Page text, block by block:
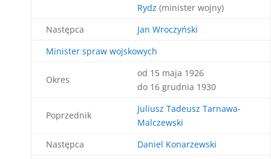
Rydz (minister wojny)
Następca
Jan Wroczyński
Minister spraw wojskowych
Okres
od 15 maja 1926
do 16 grudnia 1930
Poprzednik
Juliusz Tadeusz Tarnawa-
Malczewski
Następca
Daniel Konarzewski